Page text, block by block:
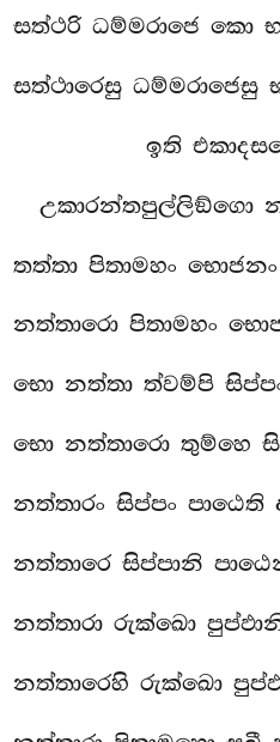
සත්ථරි ධම්මරාජෙ කො
සත්ථාරෙසු
ඉති
උකාරන්තපුල්ලිඞ්ගො
තත්තා පිතාමහං
නත්තාරො පිතාමහං
භො නත්තා ත්වම්පි
භො නත්තාරො තුම්හෙ
නත්තාරං සිප්පං
නත්තාරෙ සිප්පානි
නත්තාරා රුක්ඛො
නත්තාරෙහි රුක්ඛො